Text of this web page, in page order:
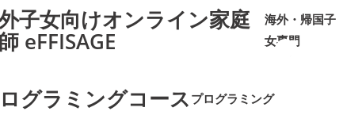
子女向けオンライン家庭
eFFISAGE
海外・帰国子
女専門
グラミングコース プログラミング